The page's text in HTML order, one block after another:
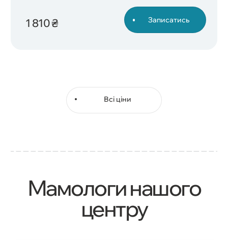
1 810 ₴ Записатись
Всі ціни
Мамологи нашого
центру